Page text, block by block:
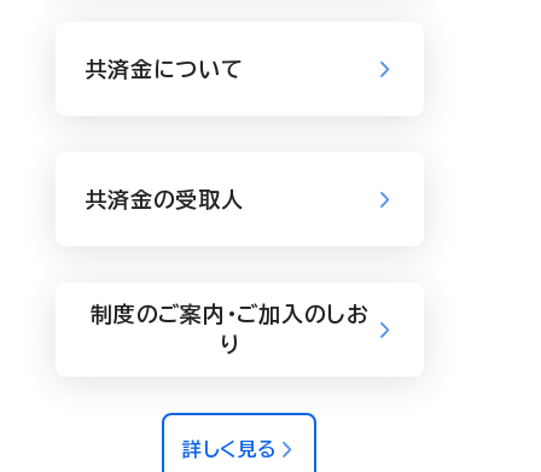
共済金について
共済金の受取人
制度のご案内・ご加入のしお
り
詳しく見る